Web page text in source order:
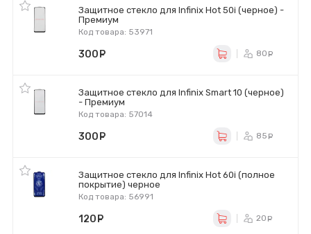
Защитное стекло для Infinix Hot 50i (черное) -
Премиум
Код товара: 53971
300 80
Защитное стекло для Infinix Smart 10 (черное)
- Премиум
Код товара: 57014
300 85
Защитное стекло для Infinix Hot 60i (полное
покрытие) черное
Код товара: 56991
120 20